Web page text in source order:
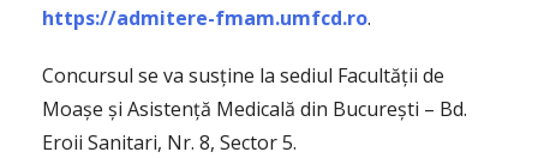
https://admitere-fmam.umfcd.ro.
Concursul se va susține la sediul Facultății de
Moașe și Asistență Medicală din București – Bd.
Eroii Sanitari, Nr. 8, Sector 5.